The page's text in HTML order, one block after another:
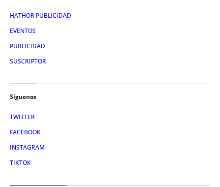
HATHOR PUBLICIDAD
EVENTOS
PUBLICIDAD
SUSCRIPTOR
Síguenos
TWITTER
FACEBOOK
INSTAGRAM
TIKTOK